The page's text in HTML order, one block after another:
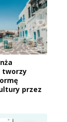
tworzy
przez